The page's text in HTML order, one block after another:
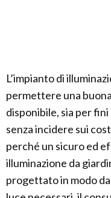
L’impianto di
permettere una
disponibile, sia per
senza incidere sui
perché un sicuro ed
illuminazione da
progettato in modo